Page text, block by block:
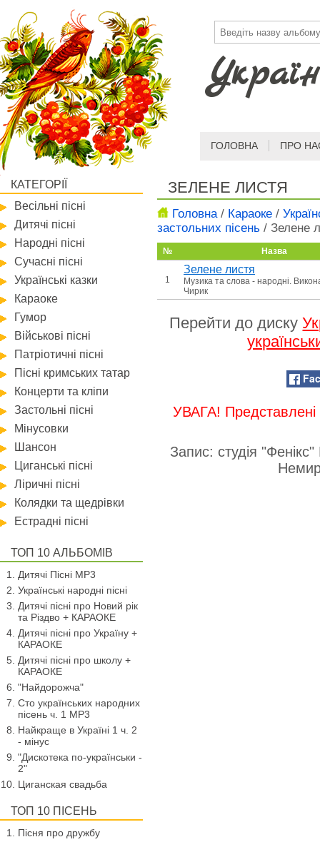
ГОЛОВНА ПРО
КАТЕГОРІЇ
Весільні пісні
Дитячі пісні
Народні пісні
Сучасні пісні
Українські казки
Караоке
Гумор
Військові пісні
Патріотичні пісні
Пісні кримських татар
Концерти та кліпи
Застольні пісні
Мінусовки
Шансон
Циганські пісні
Ліричні пісні
Колядки та щедрівки
Естрадні пісні
ТОП 10 АЛЬБОМІВ
Дитячі Пісні MP3
Українські народні пісні
Дитячі пісні про Новий рік
та Різдво + КАРАОКЕ
Дитячі пісні про Україну +
КАРАОКЕ
Дитячі пісні про школу +
КАРАОКЕ
"Найдорожча"
Сто українських народних
пісень ч. 1 МР3
Найкраще в Україні 1 ч. 2
- мінус
"Дискотека по-українськи -
2"
Циганская свадьба
ТОП 10 ПІСЕНЬ
Пісня про дружбу
ЗЕЛЕНЕ ЛИСТЯ
Головна/ Караоке /
застольних пісень / Зелене
№ Назва
1
Зелене листя
Музика та слова - народні.
Чирик
Перейти до диску
УВАГА! Представлені
Запис: студія